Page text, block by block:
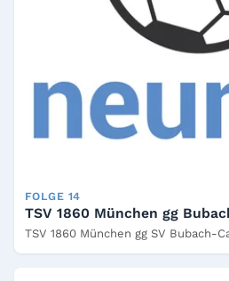
FOLGE 14
TSV 1860 München gg
TSV 1860 München gg SV Bubach-